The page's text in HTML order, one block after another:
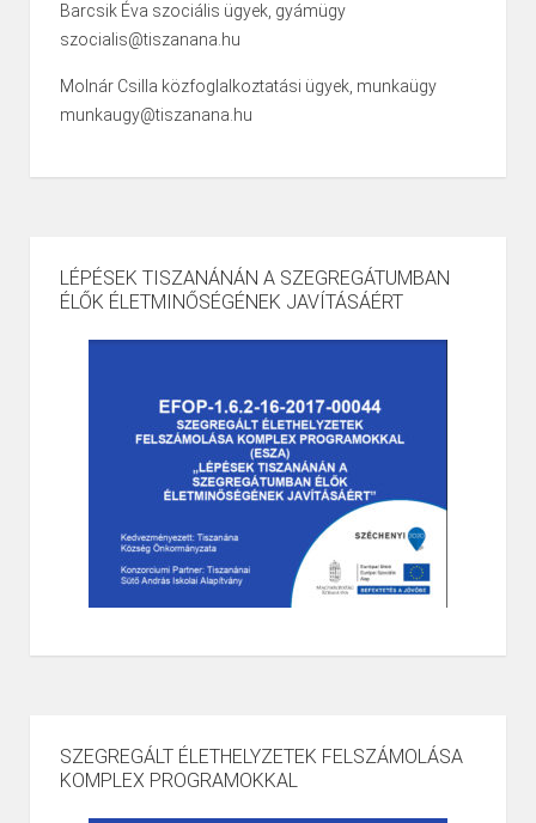
Barcsik Éva szociális ügyek, gyámügy
szocialis@tiszanana.hu
Molnár Csilla közfoglalkoztatási ügyek, munkaügy
munkaugy@tiszanana.hu
LÉPÉSEK TISZANÁNÁN A SZEGREGÁTUMBAN
ÉLŐK ÉLETMINŐSÉGÉNEK JAVÍTÁSÁÉRT
SZEGREGÁLT ÉLETHELYZETEK FELSZÁMOLÁSA
KOMPLEX PROGRAMOKKAL